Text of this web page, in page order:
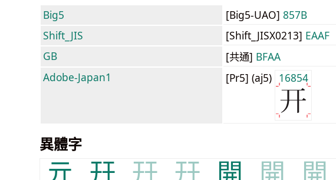
Big5 [Big5-UAO] 857B
Shift_JIS
[Shift_JISX0213] EAAF
GB
[共通] BFAA
Adobe-Japan1
[Pr5] (aj5) 16854
異體字
亓 幵 幵 幵 開 開 開